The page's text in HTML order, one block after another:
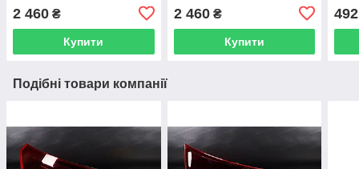
2 460 ₴
Купити
2 460₴
Купити
492
Подібні товари компанії